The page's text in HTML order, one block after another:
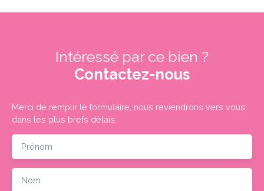
Intéressé par ce bien ?
Contactez-nous
Merci de remplir le formulaire, nous reviendrons vers vous
dans les plus brefs délais.
Prénom
Nom